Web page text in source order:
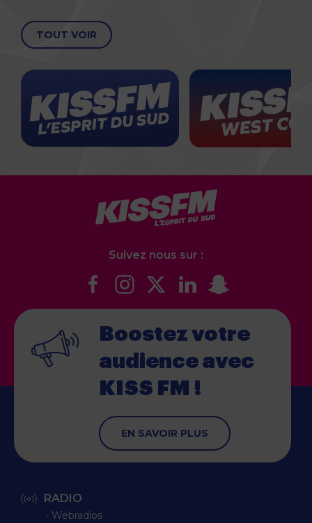
TOUT VOIR
Suivez nous sur :
Boostez votre
audience avec
KISS FM !
EN SAVOIR PLUS
RADIO
∙ Webradios